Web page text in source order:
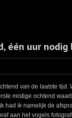
één uur
van de laatste
mistige ochtend
had ik namelijk de
aan het vogels